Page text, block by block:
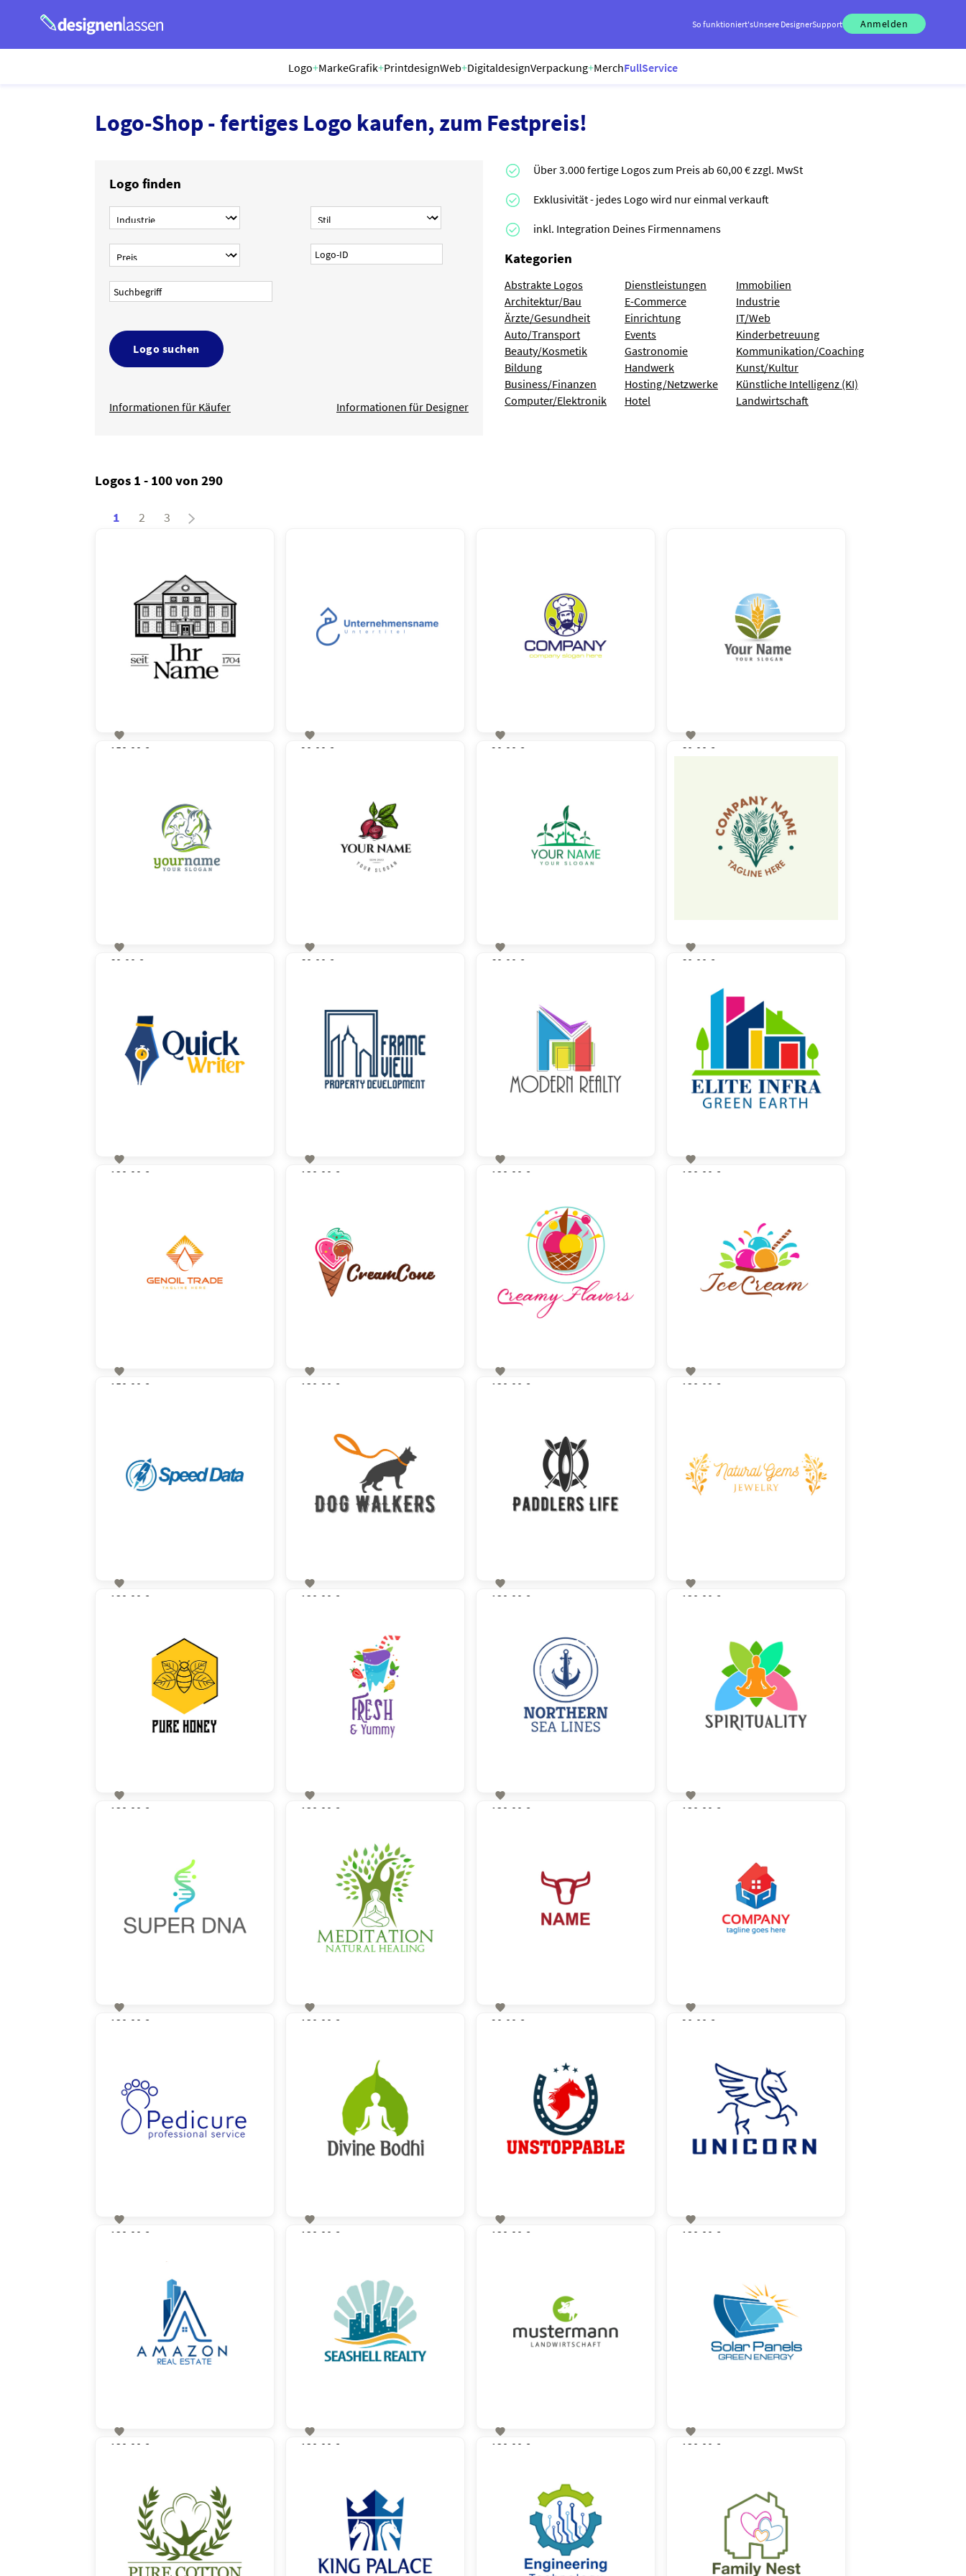
So funktioniert'sUnsere DesignerSupport Anmelden
Logo+MarkeGrafik+PrintdesignWeb+DigitaldesignVerpackung+MerchFullService
Logo-Shop - fertiges Logo kaufen, zum Festpreis!
Logo finden
Logo suchen
Informationen für Käufer Informationen für Designer
Über 3.000 fertige Logos zum Preis ab 60,00 € zzgl. MwSt
Exklusivität - jedes Logo wird nur einmal verkauft
inkl. Integration Deines Firmennamens
Kategorien
Abstrakte Logos
Architektur/Bau
Ärzte/Gesundheit
Auto/Transport
Beauty/Kosmetik
Bildung
Business/Finanzen
Computer/Elektronik
Dienstleistungen
E-Commerce
Einrichtung
Events
Gastronomie
Handwerk
Hosting/Netzwerke
Hotel
Immobilien
Industrie
IT/Web
Kinderbetreuung
Kommunikation/Coaching
Kunst/Kultur
Künstliche Intelligenz (KI)
Landwirtschaft
Logos 1 - 100 von 290
1 2 3

150,00 €

90,00 €

90,00 €

60,00 €

60,00 €

60,00 €

60,00 €

60,00 €

130,00 €

130,00 €

130,00 €

130,00 €

150,00 €

130,00 €

130,00 €

130,00 €

130,00 €

130,00 €

130,00 €

130,00 €

130,00 €

130,00 €

130,00 €

130,00 €

130,00 €

130,00 €

90,00 €

90,00 €

130,00 €

130,00 €

130,00 €

130,00 €

130,00 €

130,00 €

130,00 €

130,00 €